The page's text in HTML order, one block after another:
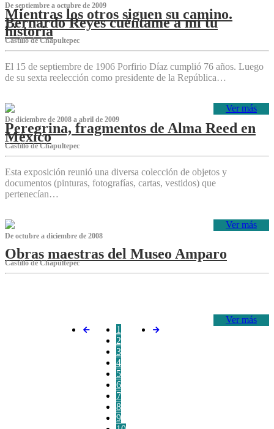
De septiembre a octubre de 2009
Mientras los otros siguen su camino.
Bernardo Reyes cuéntame a mí tu
historia
Castillo de Chapultepec
El 15 de septiembre de 1906 Porfirio Díaz cumplió 76 años. Luego
de su sexta reelección como presidente de la República…
Ver más
De diciembre de 2008 a abril de 2009
Peregrina, fragmentos de Alma Reed en
México
Castillo de Chapultepec
Esta exposición reunió una diversa colección de objetos y
documentos (pinturas, fotografías, cartas, vestidos) que
pertenecían…
Ver más
De octubre a diciembre de 2008
Obras maestras del Museo Amparo
Castillo de Chapultepec
Ver más
1
2
3
4
5
6
7
8
9